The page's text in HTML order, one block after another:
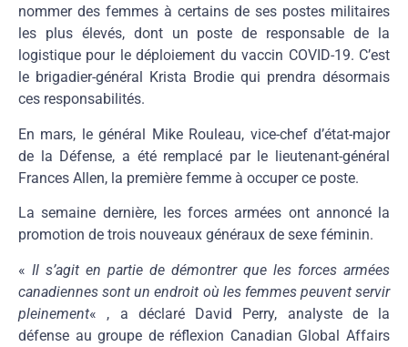
nommer des femmes à certains de ses postes militaires
les plus élevés, dont un poste de responsable de la
logistique pour le déploiement du vaccin COVID-19. C’est
le brigadier-général Krista Brodie qui prendra désormais
ces responsabilités.
En mars, le général Mike Rouleau, vice-chef d’état-major
de la Défense, a été remplacé par le lieutenant-général
Frances Allen, la première femme à occuper ce poste.
La semaine dernière, les forces armées ont annoncé la
promotion de trois nouveaux généraux de sexe féminin.
« Il s’agit en partie de démontrer que les forces armées
canadiennes sont un endroit où les femmes peuvent servir
pleinement« , a déclaré David Perry, analyste de la
défense au groupe de réflexion Canadian Global Affairs